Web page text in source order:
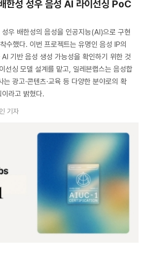
한성 성우 음성 AI 라이선싱 PoC
우 배한성의 음성을 인공지능(AI)으로 구현
수했다. 이번 프로젝트는 유명인 음성 IP의
기반 음성 생성 가능성을 확인하기 위한 것
선싱 모델 설계를 맡고, 일레븐랩스는 음성합
광고·콘텐츠·교육 등 다양한 분야로의 확
라고 밝혔다.
기자